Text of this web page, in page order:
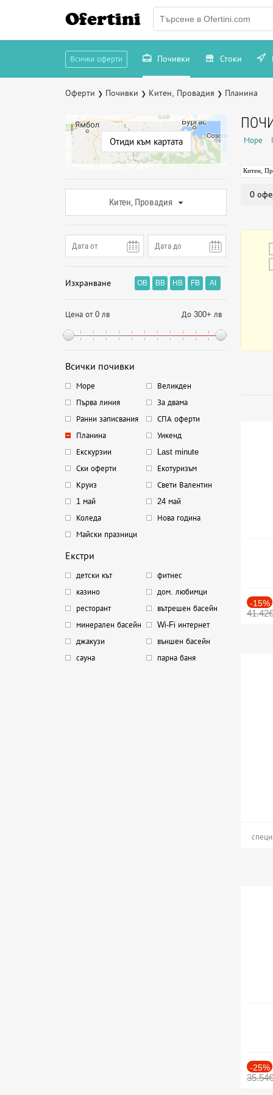
Ofertini
Всички оферти Почивки Стоки
Оферти ❯ Почивки ❯ Китен, Провадия ❯ Планина
Отиди към картата
Китен, Провадия
Изхранване OB BB HB FB AI
Цена от 0 лв До 300+ лв
Всички почивки
Море
Великден
Първа линия
За двама
Ранни записвания
СПА оферти
Планина
Уикенд
Екскурзии
Last minute
Ски оферти
Екотуризъм
Круиз
Свети Валентин
1 май
24 май
Коледа
Нова година
Майски празници
Екстри
детски кът
фитнес
казино
дом. любимци
ресторант
вътрешен басейн
минерален басейн
Wi-Fi интернет
джакузи
външен басейн
сауна
парна баня
Море
Китен,
0
-15%
41.42€
-25%
35.54€